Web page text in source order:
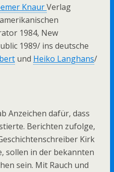
KnaurVerlag
1984, New
1989/ ins deutsche
und Heiko Langhans/
Anzeichen dafür, dass
Berichten zufolge,
Kirk
sollen in der bekannten
sein. Mit Rauch und